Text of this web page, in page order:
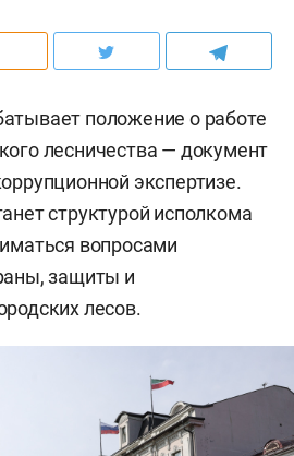
положение о работе
лесничества — документ
экспертизе.
структурой исполкома
вопросами
защиты и
лесов.